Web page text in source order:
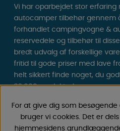
Vi har oparbejdet stor
autocamper tilbehør gennem
forhandlet campingvogne &
reservedele og tilbehør til
bredt udvalg af forskellige
fritid til gode priser med lave
helt sikkert finde noget, du
30.000 produkter!
Følg os på Facebook og
nyheder og eksklusive tilbud.
For at give dig som
bruger vi cookies. Det er
hjemmesidens